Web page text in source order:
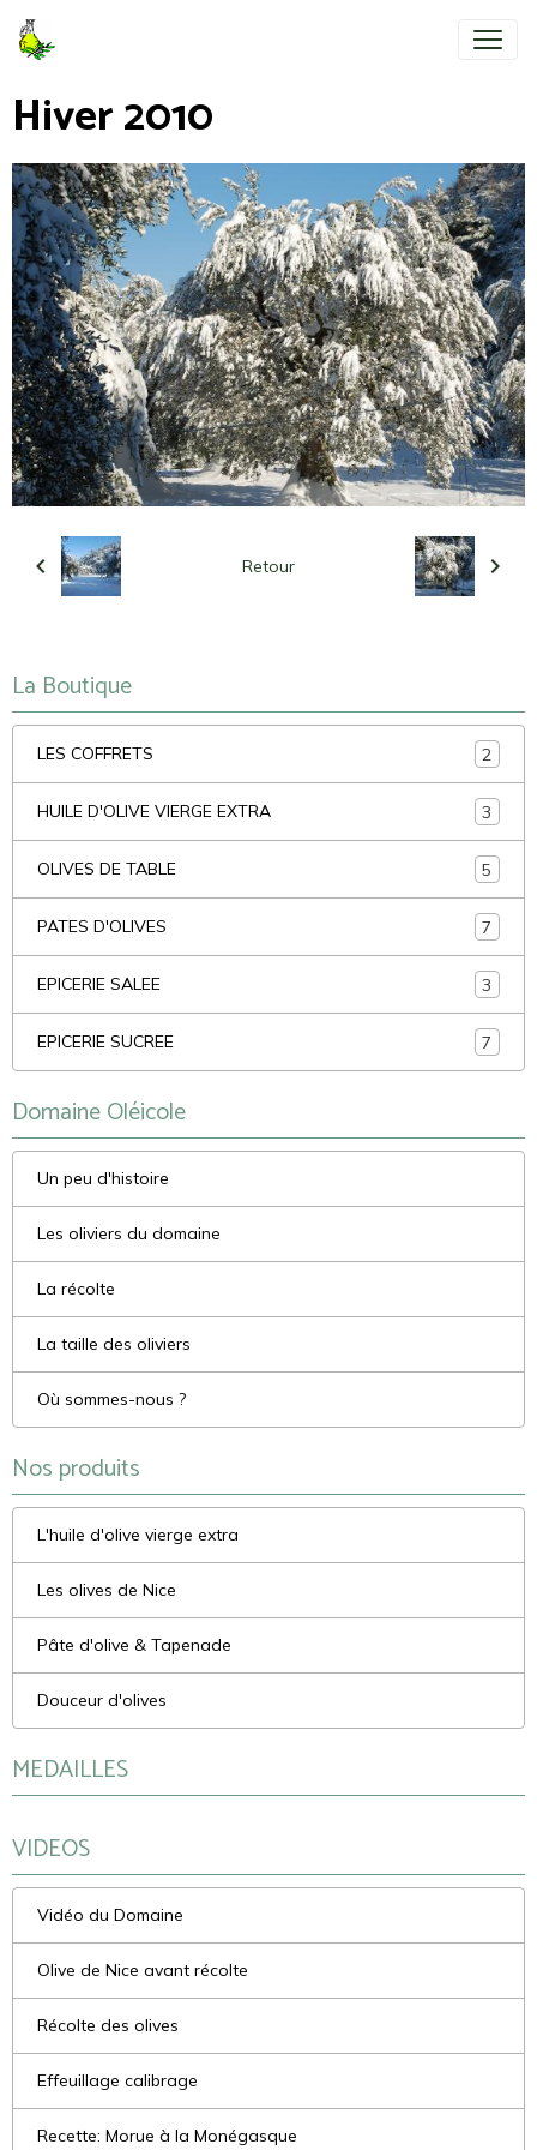
Hiver 2010
Retour
La Boutique
LES COFFRETS 2
HUILE D'OLIVE VIERGE EXTRA 3
OLIVES DE TABLE 5
PATES D'OLIVES 7
EPICERIE SALEE 3
EPICERIE SUCREE 7
Domaine Oléicole
Un peu d'histoire
Les oliviers du domaine
La récolte
La taille des oliviers
Où sommes-nous ?
Nos produits
L'huile d'olive vierge extra
Les olives de Nice
Pâte d'olive & Tapenade
Douceur d'olives
MEDAILLES
VIDEOS
Vidéo du Domaine
Olive de Nice avant récolte
Récolte des olives
Effeuillage calibrage
Recette: Morue à la Monégasque